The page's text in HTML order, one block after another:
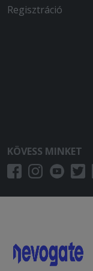
Nem
íztelen
A menü,
2025-10-29 -
2025-09-19
Nagyon
Regisztráció
KÖVESS MINKET